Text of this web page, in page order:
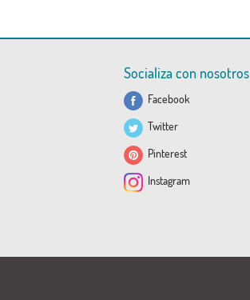
Socializa con nosotros
Facebook
Twitter
Pinterest
Instagram